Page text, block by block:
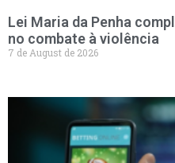
Lei Maria da Penha
no combate à violência
7 de August de 2026